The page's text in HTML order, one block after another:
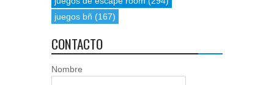
juegos bñ (167)
CONTACTO
Nombre